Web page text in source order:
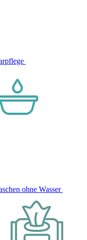
ohne Wasser